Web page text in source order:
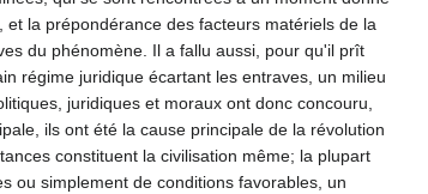
la prépondérance des facteurs matériels de la
du phénomène. Il a fallu aussi, pour qu'il prît
régime juridique écartant les entraves, un milieu
juridiques et moraux ont donc concouru,
ils ont été la cause principale de la révolution
constituent la civilisation même; la plupart
ou simplement de conditions favorables, un